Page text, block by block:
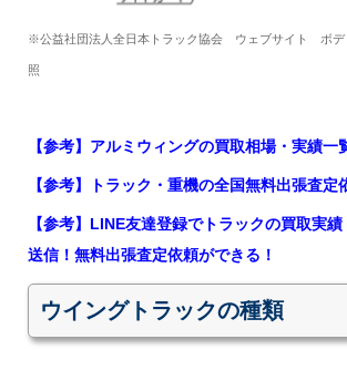
※公益社団法人全日本トラック協会 ウェブサイト ボデ
照
【参考】アルミウィングの買取相場・実績一
【参考】トラック・重機の全国無料出張査定
【参考】LINE友達登録でトラックの買取実
送信！無料出張査定依頼ができる！
ウイングトラックの種類